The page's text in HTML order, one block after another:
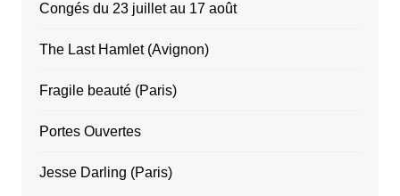
Congés du 23 juillet au 17 août
The Last Hamlet (Avignon)
Fragile beauté (Paris)
Portes Ouvertes
Jesse Darling (Paris)